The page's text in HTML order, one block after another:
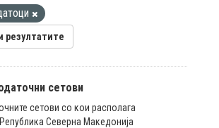
резултатите
сетови
сетови со кои располага
Северна Македонија